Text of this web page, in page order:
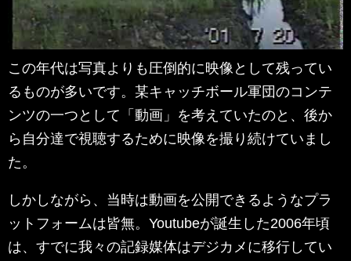
この年代は写真よりも圧倒的に映像として残ってい
るものが多いです。某キャッチボール軍団のコンテ
ンツの一つとして「動画」を考えていたのと、後か
ら自分達で視聴するために映像を撮り続けていまし
た。
しかしながら、当時は動画を公開できるようなプラ
ットフォームは皆無。Youtubeが誕生した2006年頃
は、すでに我々の記録媒体はデジカメに移行してい